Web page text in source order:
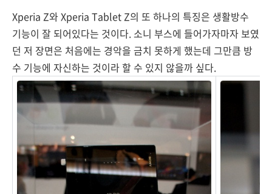
Xperia Z와 Xperia Tablet Z의 또 하나의 특징은 생활방수
기능이 잘 되어있다는 것이다. 소니 부스에 들어가자마자 보였
던 저 장면은 처음에는 경악을 금치 못하게 했는데 그만큼 방
수 기능에 자신하는 것이라 할 수 있지 않을까 싶다.